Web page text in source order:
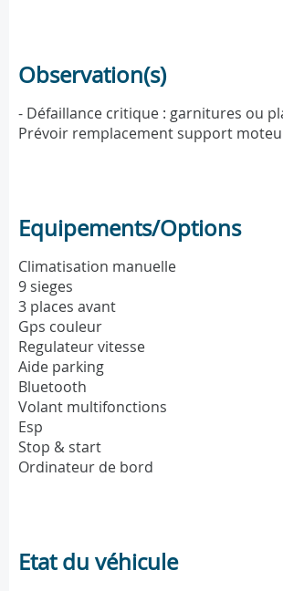
Observation(s)
- Défaillance critique : garnitures ou
Prévoir remplacement support
Equipements/Options
Climatisation manuelle
9 sieges
3 places avant
Gps couleur
Regulateur vitesse
Aide parking
Bluetooth
Volant multifonctions
Esp
Stop & start
Ordinateur de bord
Etat du véhicule